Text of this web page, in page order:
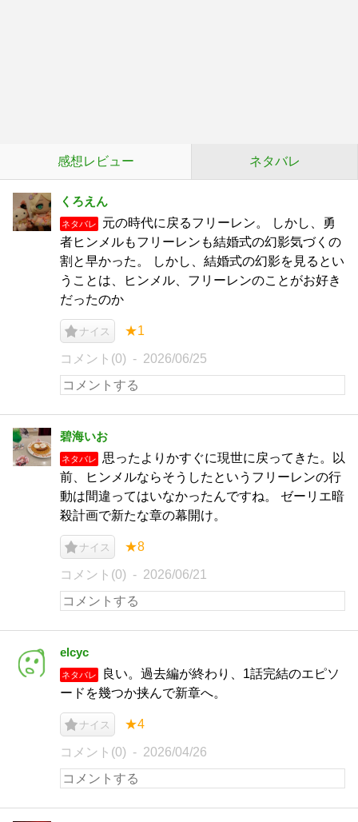
感想レビュー ネタバレ
くろえん
ネタバレ
元の時代に戻るフリーレン。 しかし、勇
者ヒンメルもフリーレンも結婚式の幻影気づくの
割と早かった。 しかし、結婚式の幻影を見るとい
うことは、ヒンメル、フリーレンのことがお好き
だったのか
ナイス ★1
コメント(0) 2026/06/25
碧海いお
ネタバレ
思ったよりかすぐに現世に戻ってきた。以
前、ヒンメルならそうしたというフリーレンの行
動は間違ってはいなかったんですね。 ゼーリエ暗
殺計画で新たな章の幕開け。
ナイス ★8
コメント(0) 2026/06/21
elcyc
ネタバレ
良い。過去編が終わり、1話完結のエピソ
ードを幾つか挟んで新章へ。
ナイス ★4
コメント(0) 2026/04/26